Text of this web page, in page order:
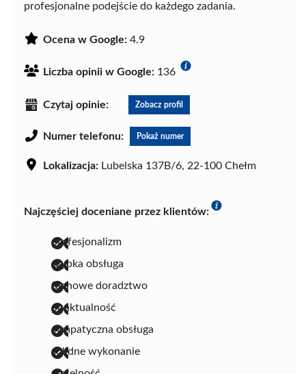
profesjonalne podejście do każdego zadania.
Ocena w Google: 4.9
Liczba opinii w Google: 136
Czytaj opinie: Zobacz profil
Numer telefonu: Pokaż numer
Lokalizacja: Lubelska 137B/6, 22-100 Chełm
Najczęściej doceniane przez klientów:
profesjonalizm
szybka obsługa
fachowe doradztwo
punktualność
sympatyczna obsługa
solidne wykonanie